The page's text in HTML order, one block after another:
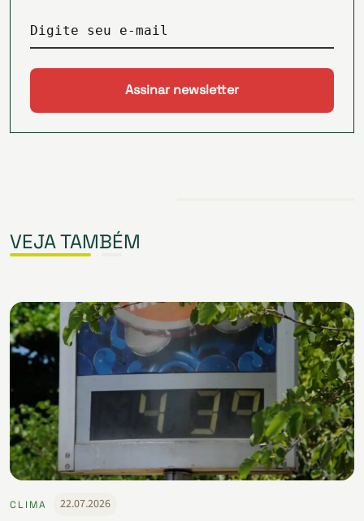
Digite seu e-mail
VEJA TAMBÉM
CLIMA 22.07.2026